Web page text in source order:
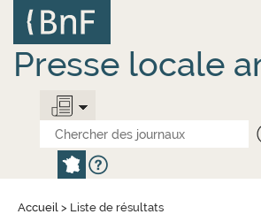
contenu
principal
Presse locale
Accueil > Liste de résultats
Panneau de gestion des cookies